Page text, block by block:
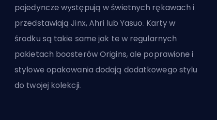
pojedyncze występują w świetnych rękawach i
przedstawiają Jinx, Ahri lub Yasuo. Karty w
środku są takie same jak te w regularnych
pakietach boosterów Origins, ale poprawione i
stylowe opakowania dodają dodatkowego stylu
do twojej kolekcji.